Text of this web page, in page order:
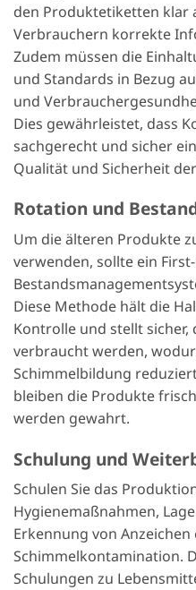
den Produktetiketten klar
Verbrauchern korrekte
Zudem müssen die
und Standards in Bezug
und
Dies gewährleistet, dass
sachgerecht und sicher
Qualität und Sicherheit
Rotation und
Um die älteren Produkte
verwenden, sollte ein
Diese Methode hält die
Kontrolle und stellt
verbraucht werden,
Schimmelbildung
bleiben die Produkte
werden gewahrt.
Schulung und
Schulen Sie das
Hygienemaßnahmen,
Erkennung von Anzeichen
Schimmelkontamination.
Schulungen zu